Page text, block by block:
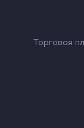
Торговая